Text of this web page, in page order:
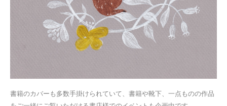
書籍のカバーも多数手掛けられていて、書籍や靴下、一点ものの作品